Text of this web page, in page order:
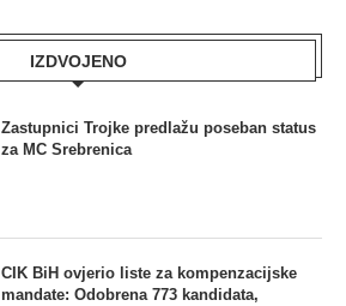
IZDVOJENO
Zastupnici Trojke predlažu poseban status
za MC Srebrenica
CIK BiH ovjerio liste za kompenzacijske
mandate: Odobrena 773 kandidata,